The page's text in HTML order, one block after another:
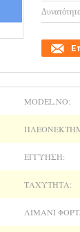
MODEL.NO:
ΕΓΓΎΗΣΗ:
ΤΑΧΎΤΗΤΑ:
ΛΙΜΆΝΙ